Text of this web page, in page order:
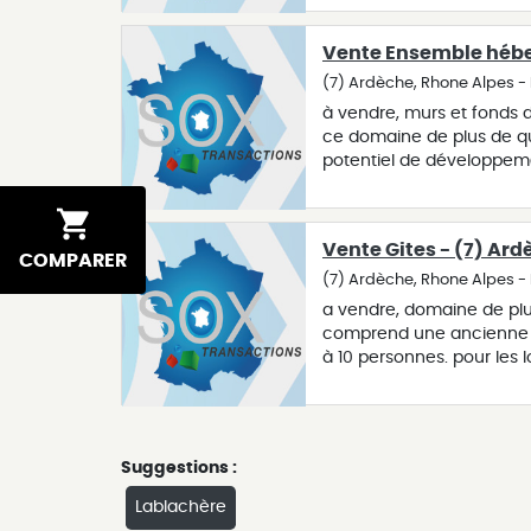
d’été, espace
parkings à proximité,
depuis cet ensemble.
sur un axe ardéchois
en autonomie électrique
production. pour des
Vente Ensemble
(7) Ardèche, Rhone Alpes -
à vendre, murs et fonds
ce domaine de plus de
potentiel de
dispose d’un bel
d’un bar avec licence 4,
saison, cet
envisageable d’ajouter
capacité d’accueil.
l'adresse de notre
Vente Gites - (7)
(7) Ardèche, Rhone Alpes -
a vendre, domaine de
comprend une
à 10 personnes. pour les
également à disposition
Suggestions :
Lablachère
COMPARER